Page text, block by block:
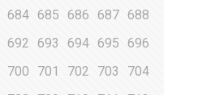
684 685 686 687 688
692 693 694 695
696
700 701 702 703
704